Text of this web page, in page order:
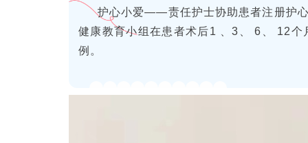
护心小爱——责任护士协助患者注册护心
健康教育小组在患者术后1 、3、 6、 12
例。